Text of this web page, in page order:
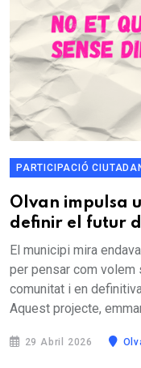
PARTICIPACIÓ
Olvan impulsa
definir el futur
El municipi mira
per pensar com volem
comunitat i en
Aquest projecte,
29 Abril 2026